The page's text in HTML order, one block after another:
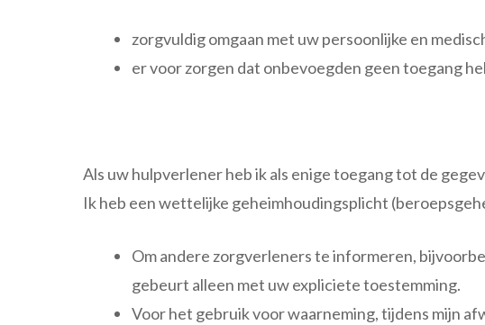
zorgvuldig omgaan met uw persoonlijke en
er voor zorgen dat onbevoegden geen toegang
Als uw hulpverlener heb ik als enige toegang tot de
Ik heb een wettelijke geheimhoudingsplicht
Om andere zorgverleners te informeren,
gebeurt alleen met uw expliciete toestemming.
Voor het gebruik voor waarneming, tijdens mijn